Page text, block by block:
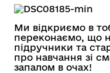
Ми відкриємо в
переконаємо, що
підручники та
про навчання зі
запалом в очах!